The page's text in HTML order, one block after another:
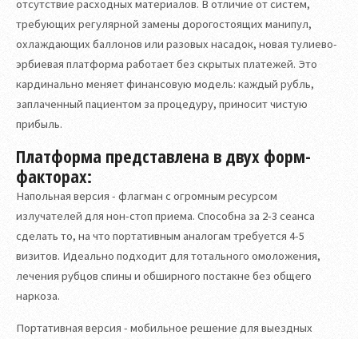
отсутствие расходных материалов. В отличие от систем,
требующих регулярной замены дорогостоящих манипул,
охлаждающих баллонов или разовых насадок, новая тулиево-
эрбиевая платформа работает без скрытых платежей. Это
кардинально меняет финансовую модель: каждый рубль,
заплаченный пациентом за процедуру, приносит чистую
прибыль.
Платформа представлена в двух форм-
факторах:
Напольная версия - флагман с огромным ресурсом
излучателей для нон-стоп приема. Способна за 2-3 сеанса
сделать то, на что портативным аналогам требуется 4-5
визитов. Идеально подходит для тотального омоложения,
лечения рубцов спины и обширного постакне без общего
наркоза.
Портативная версия - мобильное решение для выездных